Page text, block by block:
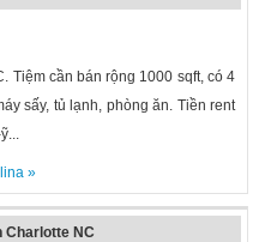
Tiệm cần bán rộng 1000 sqft, có 4
sấy, tủ lạnh, phòng ăn. Tiền rent
»
Charlotte NC